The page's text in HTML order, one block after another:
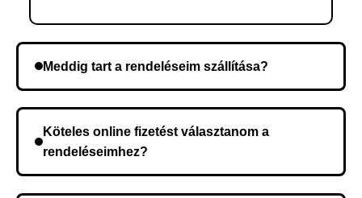
Meddig tart a rendeléseim szállítása?
kerül, és ez az időtartam függ a szállítási címtől.
Köteles online fizetést választanom a
rendeléseimhez?